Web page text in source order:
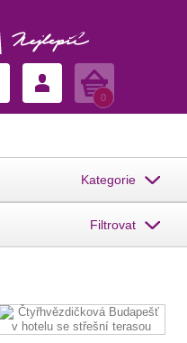
Košík
0
Kategorie
Filtrovat